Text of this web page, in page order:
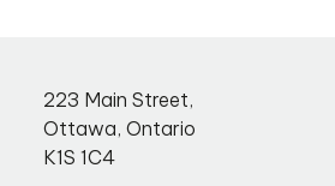
223 Main Street,
Ottawa, Ontario
K1S 1C4